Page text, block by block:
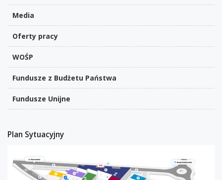
Media
Oferty pracy
WOŚP
Fundusze z Budżetu Państwa
Fundusze Unijne
Plan Sytuacyjny